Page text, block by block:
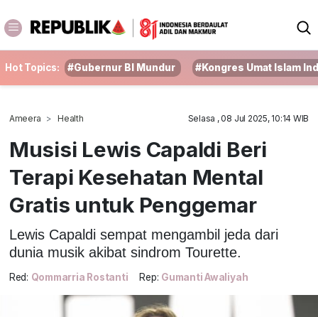
Hot Topics: #Gubernur BI Mundur #Kongres Umat Islam
Ameera Health Selasa , 08 Jul 2025, 10:14 WIB
Musisi Lewis Capaldi Beri
Terapi Kesehatan Mental
Gratis untuk Penggemar
Lewis Capaldi sempat mengambil jeda dari
dunia musik akibat sindrom Tourette.
Red: Qommarria Rostanti Rep: Gumanti Awaliyah